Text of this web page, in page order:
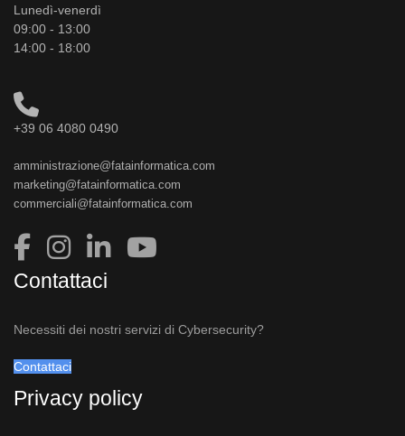
Lunedì-venerdì
09:00 - 13:00
14:00 - 18:00
+39 06 4080 0490
amministrazione@fatainformatica.com
marketing@fatainformatica.com
commerciali@fatainformatica.com
Contattaci
Necessiti dei nostri servizi di Cybersecurity?
Contattaci
Privacy policy